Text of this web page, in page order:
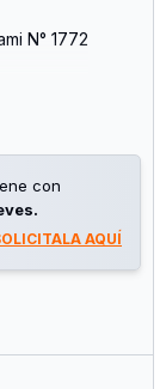
N° 1772
con
AQUÍ